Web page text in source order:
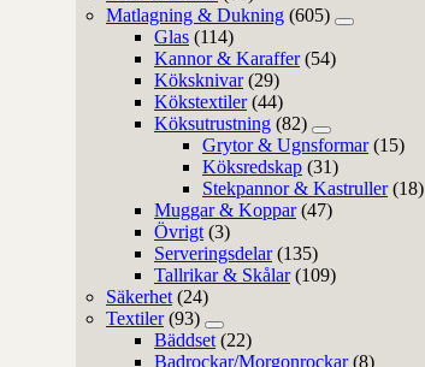
Matlagning & Dukning (605)
Glas (114)
Kannor & Karaffer (54)
Köksknivar (29)
Kökstextiler (44)
Köksutrustning (82)
Grytor & Ugnsformar (15)
Köksredskap (31)
Stekpannor & Kastruller (18)
Muggar & Koppar (47)
Övrigt (3)
Serveringsdelar (135)
Tallrikar & Skålar (109)
Säkerhet (24)
Textiler (93)
Bäddset (22)
Badrockar/Morgonrockar (8)